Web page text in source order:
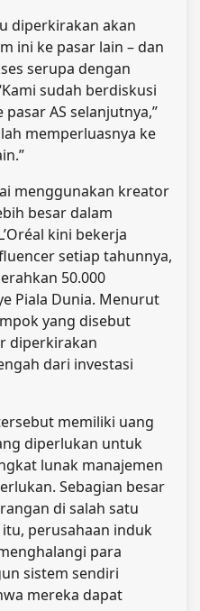
diperkirakan akan
ini ke pasar lain – dan
serupa dengan
sudah berdiskusi
AS selanjutnya,”
memperluasnya ke
menggunakan kreator
besar dalam
kini bekerja
setiap tahunnya,
50.000
Piala Dunia. Menurut
yang disebut
diperkirakan
dari investasi
memiliki uang
diperlukan untuk
lunak manajemen
Sebagian besar
di salah satu
perusahaan induk
para
sistem sendiri
mereka dapat